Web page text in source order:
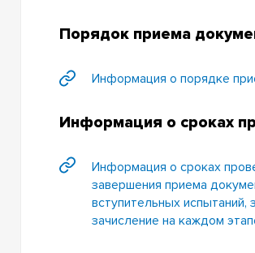
Порядок приема
Информация о порядке
Информация о сроках
Информация о сроках
завершения приема
вступительных испытаний,
зачисление на каждом